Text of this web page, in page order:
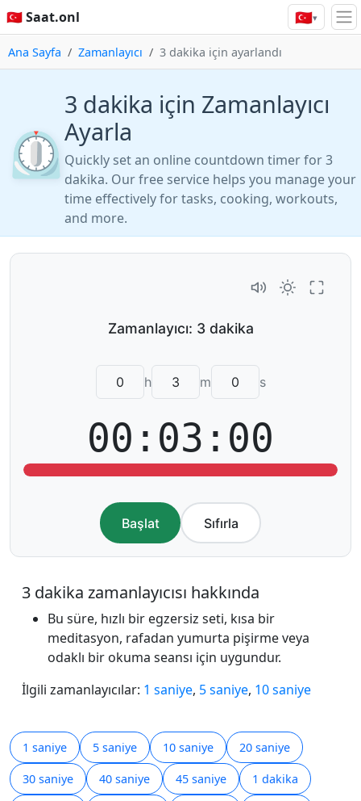
🇹🇷 Saat.onl 🇹🇷▾
Ana Sayfa Zamanlayıcı 3 dakika için ayarlandı
⏲️
3 dakika için Zamanlayıcı
Ayarla
Quickly set an online countdown timer for 3
dakika. Our free service helps you manage your
time effectively for tasks, cooking, workouts,
and more.
h m s
00:03:00
Başlat Sıfırla
3 dakika zamanlayıcısı hakkında
Bu süre, hızlı bir egzersiz seti, kısa bir
meditasyon, rafadan yumurta pişirme veya
odaklı bir okuma seansı için uygundur.
İlgili zamanlayıcılar: 1 saniye, 5 saniye, 10 saniye
1 saniye 5 saniye 10 saniye 20 saniye
30 saniye 40 saniye 45 saniye 1 dakika